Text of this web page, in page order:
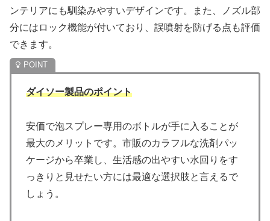
ンテリアにも馴染みやすいデザインです。また、ノズル部
分にはロック機能が付いており、誤噴射を防げる点も評価
できます。
ダイソー製品のポイント
安価で泡スプレー専用のボトルが手に入ることが
最大のメリットです。市販のカラフルな洗剤パッ
ケージから卒業し、生活感の出やすい水回りをす
っきりと見せたい方には最適な選択肢と言えるで
しょう。